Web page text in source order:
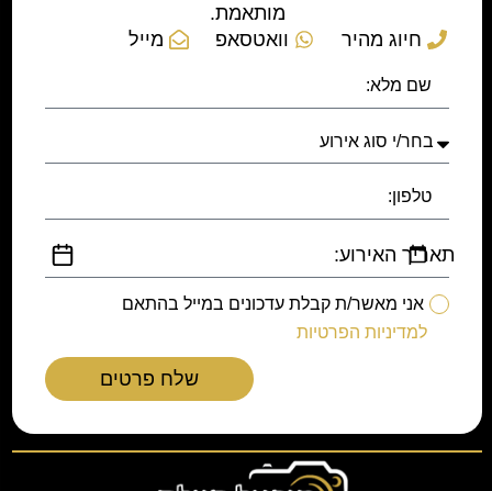
מותאמת.
חיוג מהיר
וואטסאפ מייל
תאריך האירוע:
אני מאשר/ת קבלת עדכונים במייל בהתאם
למדיניות הפרטיות
שלח פרטים